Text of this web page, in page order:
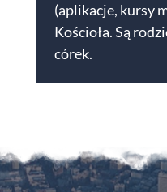
(aplikacje, kursy
Kościoła. Są
córek.